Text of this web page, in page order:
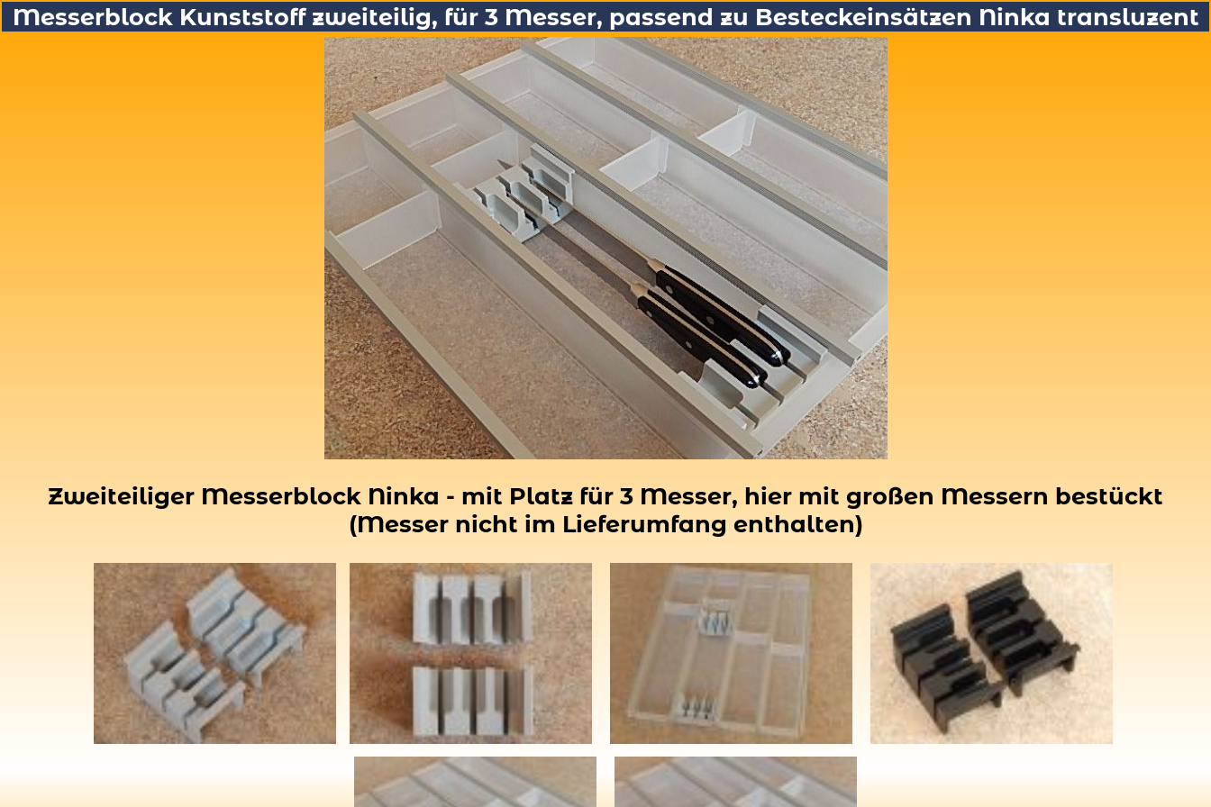
Messerblock Kunststoff zweiteilig, für 3 Messer, passend zu Besteckeinsätzen Ninka transluzent
Zweiteiliger Messerblock Ninka - mit Platz für 3 Messer, hier mit großen Messern bestückt
(Messer nicht im Lieferumfang enthalten)